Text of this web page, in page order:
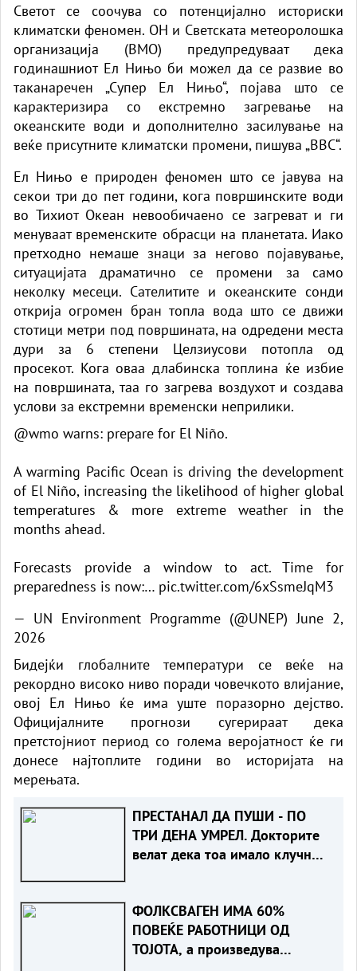
Светот се соочува со потенцијално историски
климатски феномен. ОН и Светската метеоролошка
организација (ВМО) предупредуваат дека
годинашниот Ел Нињо би можел да се развие во
таканаречен „Супер Ел Нињо“, појава што се
карактеризира со екстремно загревање на
океанските води и дополнително засилување на
веќе присутните климатски промени, пишува „BBC“.
Ел Нињо е природен феномен што се јавува на
секои три до пет години, кога површинските води
во Тихиот Океан невообичаено се загреват и ги
менуваат временските обрасци на планетата. Иако
претходно немаше знаци за негово појавување,
ситуацијата драматично се промени за само
неколку месеци. Сателитите и океанските сонди
открија огромен бран топла вода што се движи
стотици метри под површината, на одредени места
дури за 6 степени Целзиусови потопла од
просекот. Кога оваа длабинска топлина ќе избие
на површината, таа го загрева воздухот и создава
услови за екстремни временски неприлики.
@wmo warns: prepare for El Niño.
A warming Pacific Ocean is driving the development
of El Niño, increasing the likelihood of higher global
temperatures & more extreme weather in the
months ahead.
Forecasts provide a window to act. Time for
preparedness is now:… pic.twitter.com/6xSsmeJqM3
— UN Environment Programme (@UNEP) June 2,
2026
Бидејќи глобалните температури се веќе на
рекордно високо ниво поради човечкото влијание,
овој Ел Нињо ќе има уште поразорно дејство.
Официјалните прогнози сугерираат дека
претстојниот период со голема веројатност ќе ги
донесе најтоплите години во историјата на
мерењата.
ПРЕСТАНАЛ ДА ПУШИ - ПО
ТРИ ДЕНА УМРЕЛ. Докторите
велат дека тоа имало клучно
ФОЛКСВАГЕН ИМА 60%
ПОВЕЌЕ РАБОТНИЦИ ОД
ТОЈОТА, а произведува